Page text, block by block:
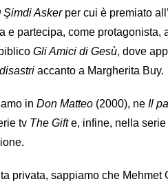
Şimdi Askerper cui è premiato
e partecipa, come protagonista,
Gli Amici di Gesù, dove
accanto a Margherita Buy.
in Don Matteo (2000), ne Il
tv The Gifte, infine, nella serie
privata, sappiamo che